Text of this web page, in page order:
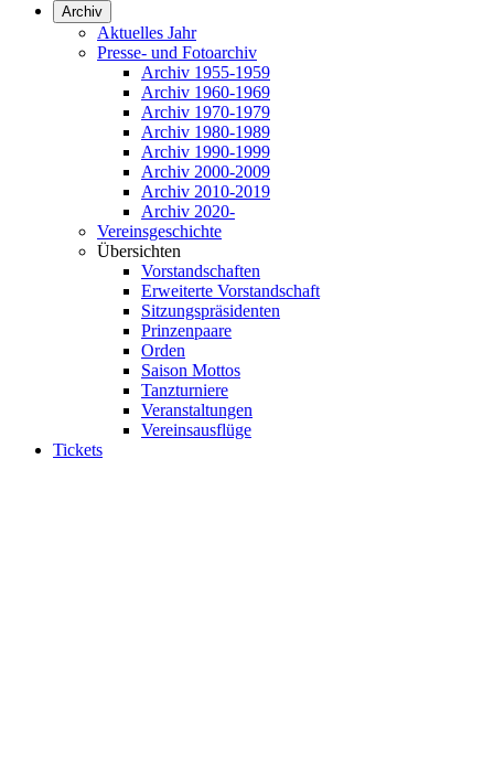
Archiv
Aktuelles Jahr
Presse- und Fotoarchiv
Archiv 1955-1959
Archiv 1960-1969
Archiv 1970-1979
Archiv 1980-1989
Archiv 1990-1999
Archiv 2000-2009
Archiv 2010-2019
Archiv 2020-
Vereinsgeschichte
Übersichten
Vorstandschaften
Erweiterte Vorstandschaft
Sitzungspräsidenten
Prinzenpaare
Orden
Saison Mottos
Tanzturniere
Veranstaltungen
Vereinsausflüge
Tickets